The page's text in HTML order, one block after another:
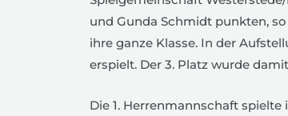
und Gunda Schmidt punkten,
ihre ganze Klasse. In der
erspielt. Der 3. Platz wurde
Die 1. Herrenmannschaft